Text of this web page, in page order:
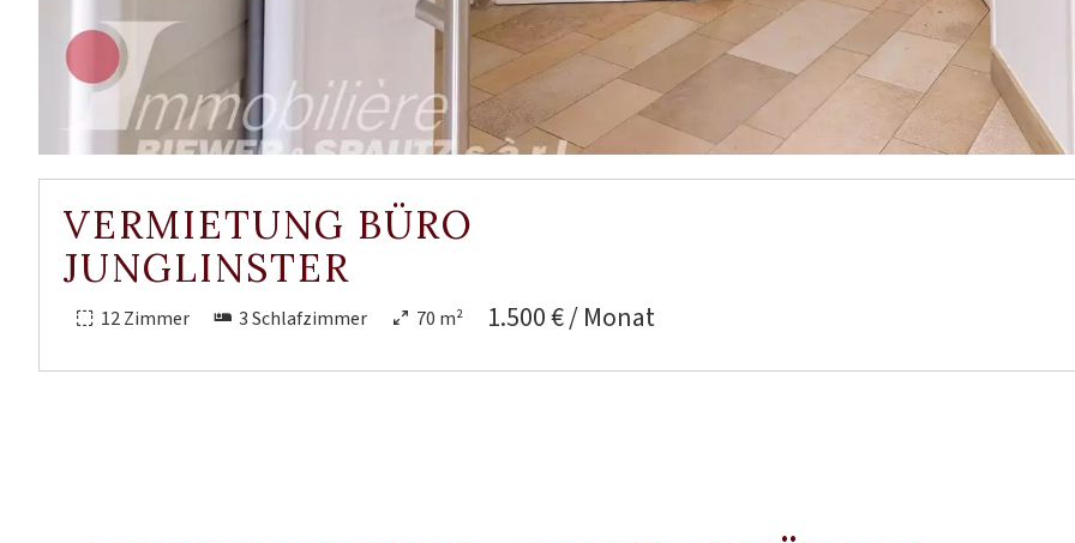
VERMIETUNG BÜRO
JUNGLINSTER
12 Zimmer 3 Schlafzimmer 70 m² 1.500 € / Monat